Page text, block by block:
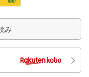
み